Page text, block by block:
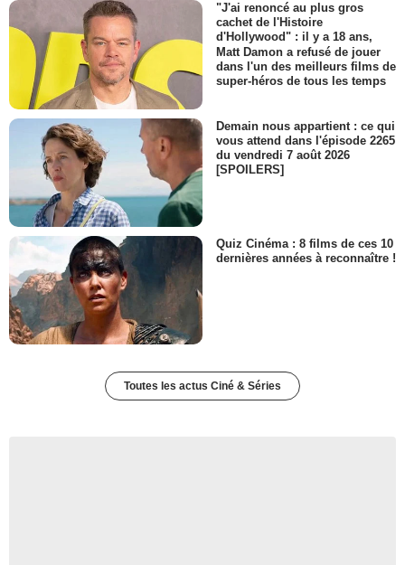
"J'ai renoncé au plus gros
cachet de l'Histoire
d'Hollywood" : il y a 18 ans,
Matt Damon a refusé de jouer
dans l'un des meilleurs films de
super-héros de tous les temps
Demain nous appartient : ce qui
vous attend dans l'épisode 2265
du vendredi 7 août 2026
[SPOILERS]
Quiz Cinéma : 8 films de ces 10
dernières années à reconnaître !
Toutes les actus Ciné & Séries